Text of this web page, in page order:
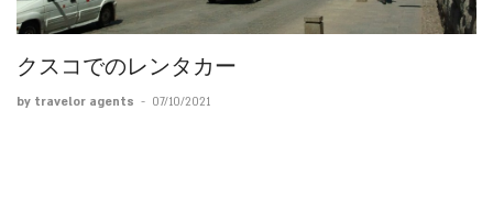
クスコでのレンタカー
by travelor agents - 07/10/2021